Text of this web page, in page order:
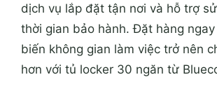
dịch vụ lắp đặt tận nơi và hỗ trợ
thời gian bảo hành. Đặt hàng
biến không gian làm việc trở nên
hơn với tủ locker 30 ngăn từ